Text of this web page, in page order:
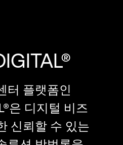
터 플랫폼인
은 디지털 비즈
신뢰할 수 있는